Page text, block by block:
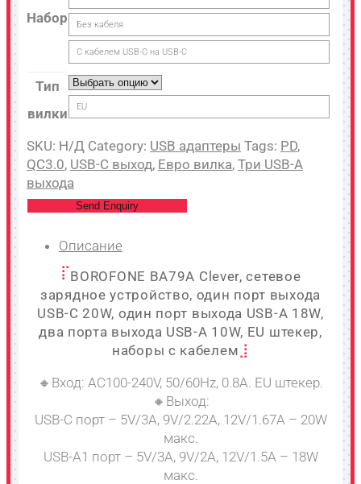
Набор Без кабеля
С кабелем USB-C на USB-C
Тип
вилки
EU
SKU: Н/Д Category: USB адаптеры Tags: PD,
QC3.0, USB-C выход, Евро вилка, Три USB-A
выхода
Send Enquiry
Описание
BOROFONE BA79A Clever, сетевое
зарядное устройство, один порт выхода
USB-C 20W, один порт выхода USB-A 18W,
два порта выхода USB-A 10W, EU штекер,
наборы с кабелем
🔸Вход: AC100-240V, 50/60Hz, 0.8A. EU штекер.
🔸Выход:
USB-C порт – 5V/3A, 9V/2.22A, 12V/1.67A – 20W
макс.
USB-A1 порт – 5V/3A, 9V/2A, 12V/1.5A – 18W
макс.